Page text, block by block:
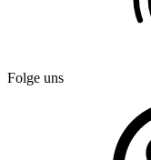
Folge uns